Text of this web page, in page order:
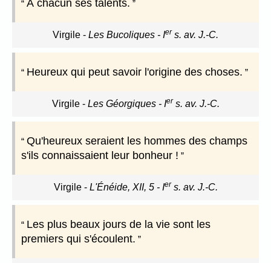
À chacun ses talents.
Virgile - Les Bucoliques - Ier s. av. J.-C.
Heureux qui peut savoir l'origine des choses.
Virgile- Les Géorgiques - Ier s. av. J.-C.
Qu'heureux seraient les hommes des champs
s'ils connaissaient leur bonheur !
Virgile- L'Énéide, XII, 5 - Ier s. av. J.-C.
Les plus beaux jours de la vie sont les
premiers qui s'écoulent.